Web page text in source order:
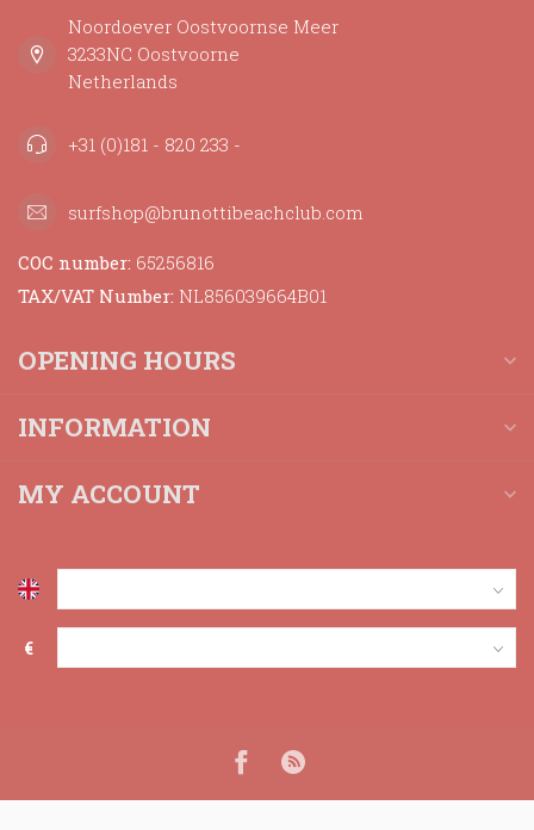
Noordoever Oostvoornse Meer
3233NC Oostvoorne
Netherlands
+31 (0)181 - 820 233 -
surfshop@brunottibeachclub.com
COC number: 65256816
TAX/VAT Number: NL856039664B01
OPENING HOURS
INFORMATION
MY ACCOUNT
€